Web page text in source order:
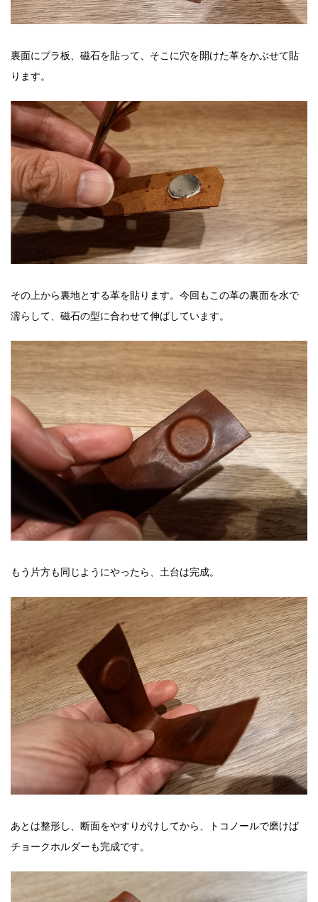
裏面にプラ板、磁石を貼って、そこに穴を開けた革をかぶせて貼
ります。
その上から裏地とする革を貼ります。今回もこの革の裏面を水で
濡らして、磁石の型に合わせて伸ばしています。
もう片方も同じようにやったら、土台は完成。
あとは整形し、断面をやすりがけしてから、トコノールで磨けば
チョークホルダーも完成です。